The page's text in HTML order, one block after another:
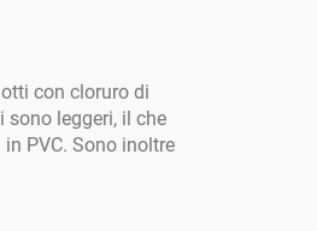
PP
con cloruro di
leggeri, il che
PVC. Sono inoltre